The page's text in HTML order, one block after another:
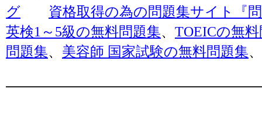
グ
資格取得の為の問題集サイト『
英検1～5級の無料問題集、 TOEICの無
問題集、 美容師 国家試験の無料問題集、